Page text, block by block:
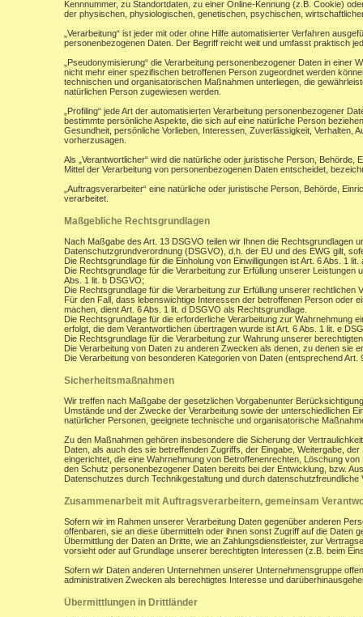
Kennnummer, zu Standortdaten, zu einer Online-Kennung (z.B. Cookie)
der physischen, physiologischen, genetischen, psychischen,
„Verarbeitung“ ist jeder mit oder ohne Hilfe automatisierter Verfahren
personenbezogenen Daten. Der Begriff reicht weit und umfasst praktisch
„Pseudonymisierung“ die Verarbeitung personenbezogener Daten in
nicht mehr einer spezifischen betroffenen Person zugeordnet werden
technischen und organisatorischen Maßnahmen unterliegen, die
natürlichen Person zugewiesen werden.
„Profiling“ jede Art der automatisierten Verarbeitung personenbezogener
bestimmte persönliche Aspekte, die sich auf eine natürliche Person
Gesundheit, persönliche Vorlieben, Interessen, Zuverlässigkeit, Verhalten,
vorherzusagen.
Als „Verantwortlicher“ wird die natürliche oder juristische Person,
Mittel der Verarbeitung von personenbezogenen Daten entscheidet,
„Auftragsverarbeiter“ eine natürliche oder juristische Person, Behörde,
verarbeitet.
Maßgebliche Rechtsgrundlagen
Nach Maßgabe des Art. 13 DSGVO teilen wir Ihnen die
Datenschutzgrundverordnung (DSGVO), d.h. der EU und des EWG gilt,
Die Rechtsgrundlage für die Einholung von Einwilligungen ist Art. 6 Abs. 1
Die Rechtsgrundlage für die Verarbeitung zur Erfüllung unserer
Abs. 1 lit. b DSGVO;
Die Rechtsgrundlage für die Verarbeitung zur Erfüllung unserer rechtlichen
Für den Fall, dass lebenswichtige Interessen der betroffenen Person oder
machen, dient Art. 6 Abs. 1 lit. d DSGVO als Rechtsgrundlage.
Die Rechtsgrundlage für die erforderliche Verarbeitung zur Wahrnehmung
erfolgt, die dem Verantwortlichen übertragen wurde ist Art. 6 Abs. 1 lit. e
Die Rechtsgrundlage für die Verarbeitung zur Wahrung unserer
Die Verarbeitung von Daten zu anderen Zwecken als denen, zu denen sie
Die Verarbeitung von besonderen Kategorien von Daten (entsprechend
Sicherheitsmaßnahmen
Wir treffen nach Maßgabe der gesetzlichen Vorgabenunter
Umstände und der Zwecke der Verarbeitung sowie der unterschiedlichen
natürlicher Personen, geeignete technische und organisatorische
Zu den Maßnahmen gehören insbesondere die Sicherung der
Daten, als auch des sie betreffenden Zugriffs, der Eingabe, Weitergabe,
eingerichtet, die eine Wahrnehmung von Betroffenenrechten, Löschung
den Schutz personenbezogener Daten bereits bei der Entwicklung, bzw.
Datenschutzes durch Technikgestaltung und durch datenschutzfreundliche
Zusammenarbeit mit Auftragsverarbeitern, gemeinsam
Sofern wir im Rahmen unserer Verarbeitung Daten gegenüber anderen
offenbaren, sie an diese übermitteln oder ihnen sonst Zugriff auf die Daten
Übermittlung der Daten an Dritte, wie an Zahlungsdienstleister, zur
vorsieht oder auf Grundlage unserer berechtigten Interessen (z.B. beim
Sofern wir Daten anderen Unternehmen unserer Unternehmensgruppe
administrativen Zwecken als berechtigtes Interesse und
Übermittlungen in Drittländer